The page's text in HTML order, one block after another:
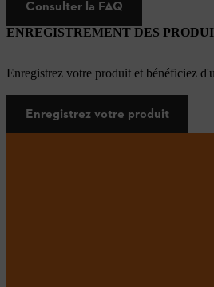
Consulter la FAQ
ENREGISTREMENT DES
Enregistrez votre produit et bénéficiez
Enregistrez votre produit